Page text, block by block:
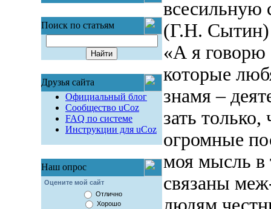
Поиск по статьям
Друзья сайта
Официальный блог
Сообщество uCoz
FAQ по системе
Инструкции для uCoz
Наш опрос
Оцените мой сайт
Отлично
Хорошо
всесильную
(Г.Н. Сытин)
«А я говорю
которые
знамя –
зать
огромные
моя мысль в
связаны